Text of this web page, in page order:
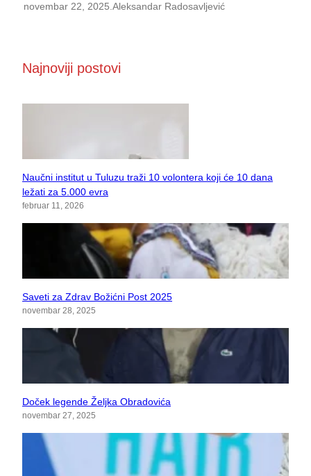
novembar 22, 2025.Aleksandar Radosavljević
Najnoviji postovi
Naučni institut u Tuluzu traži 10 volontera koji će 10 dana
ležati za 5.000 evra
februar 11, 2026
Saveti za Zdrav Božićni Post 2025
novembar 28, 2025
Doček legende Željka Obradovića
novembar 27, 2025